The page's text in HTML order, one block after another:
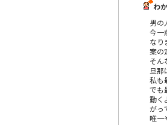
わ
男の
今一
なり
案の
そん
旦那
私も
でも
動く
がっ
唯一